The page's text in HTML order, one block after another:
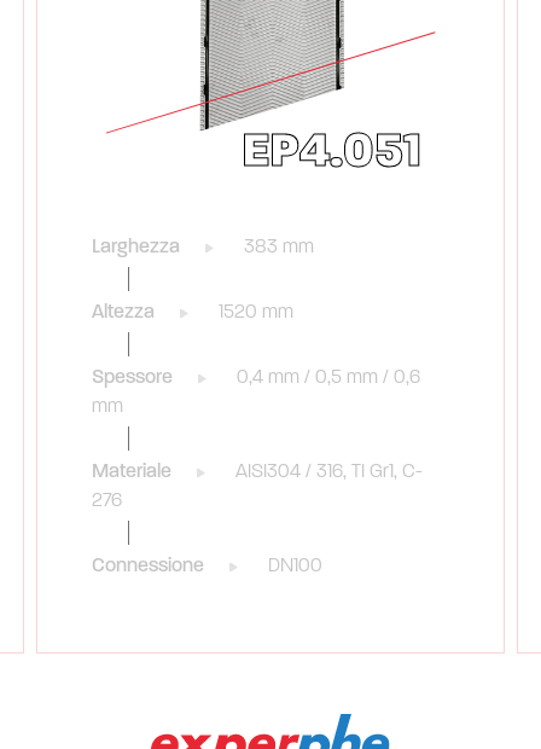
EP4.051
Larghezza 383 mm
Altezza 1520 mm
Spessore
0,4 mm / 0,5 mm / 0,6
mm
Materiale
AISI304 / 316, TI Gr1, C-
276
Connessione DN100